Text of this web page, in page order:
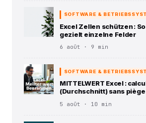
SOFTWARE &
Excel Zellen schützen :
gezielt einzelne Felder
6 août · 9 min
SOFTWARE &
MITTELWERT Excel :
(Durchschnitt) sans piège
5 août · 10 min